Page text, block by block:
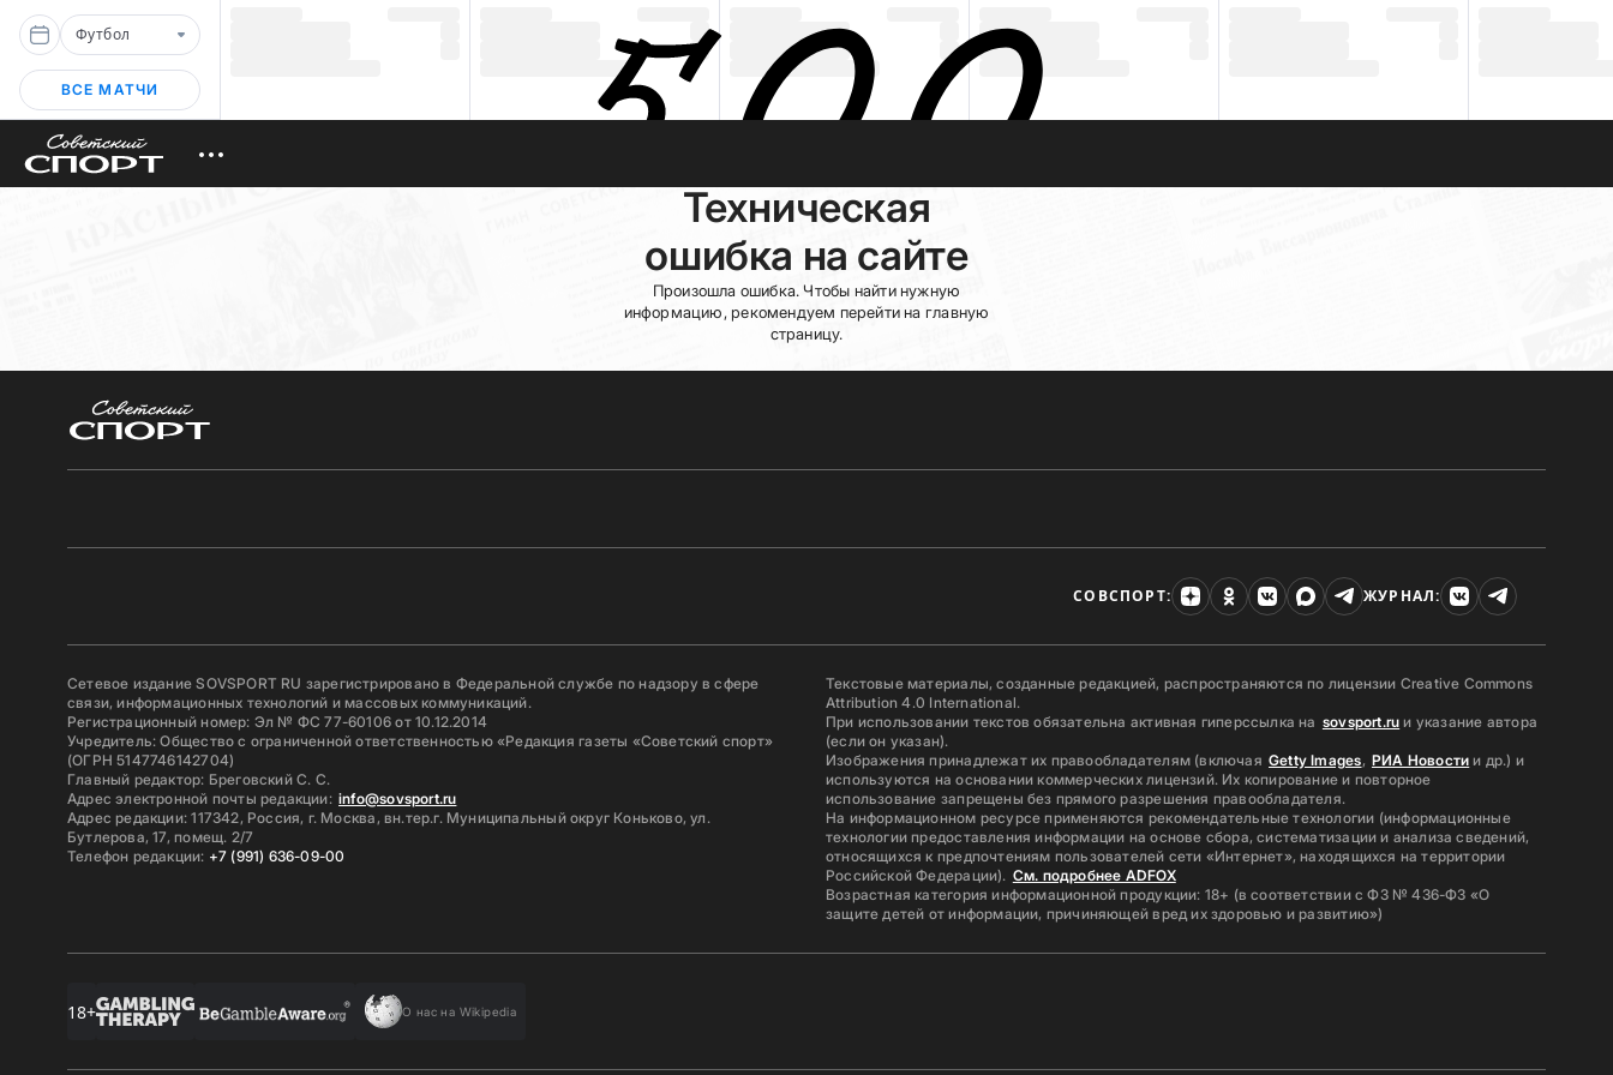
Футбол
ВСЕ МАТЧИ
Техническая
ошибка на сайте
Произошла ошибка. Чтобы найти нужную
информацию, рекомендуем перейти на главную
страницу.
СОВСПОРТ: ЖУРНАЛ:
Сетевое издание SOVSPORT RU зарегистрировано в Федеральной службе по надзору в сфере
связи, информационных технологий и массовых коммуникаций.
Регистрационный номер: Эл № ФС 77-60106 от 10.12.2014
Учредитель: Общество с ограниченной ответственностью «Редакция газеты «Советский спорт»
(ОГРН 5147746142704)
Главный редактор: Бреговский С. С.
Адрес электронной почты редакции: info@sovsport.ru
Адрес редакции: 117342, Россия, г. Москва, вн.тер.г. Муниципальный округ Коньково, ул.
Бутлерова, 17, помещ. 2/7
Телефон редакции: +7 (991) 636-09-00
Текстовые материалы, созданные редакцией, распространяются по лицензии Creative Commons
Attribution 4.0 International.
При использовании текстов обязательна активная гиперссылка на sovsport.ru и указание автора
(если он указан).
Изображения принадлежат их правообладателям (включая Getty Images, РИА Новости и др.) и
используются на основании коммерческих лицензий. Их копирование и повторное
использование запрещены без прямого разрешения правообладателя.
На информационном ресурсе применяются рекомендательные технологии (информационные
технологии предоставления информации на основе сбора, систематизации и анализа сведений,
относящихся к предпочтениям пользователей сети «Интернет», находящихся на территории
Российской Федерации). См. подробнее ADFOX
Возрастная категория информационной продукции: 18+ (в соответствии с ФЗ № 436-ФЗ «О
защите детей от информации, причиняющей вред их здоровью и развитию»)
18+ О нас на Wikipedia